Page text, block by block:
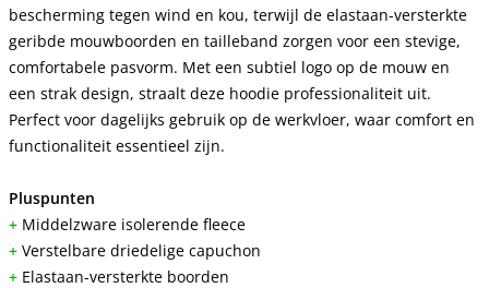
bescherming tegen wind en kou, terwijl de elastaan-versterkte
geribde mouwboorden en tailleband zorgen voor een stevige,
comfortabele pasvorm. Met een subtiel logo op de mouw en
een strak design, straalt deze hoodie professionaliteit uit.
Perfect voor dagelijks gebruik op de werkvloer, waar comfort en
functionaliteit essentieel zijn.
Pluspunten
+ Middelzware isolerende fleece
+ Verstelbare driedelige capuchon
+ Elastaan-versterkte boorden